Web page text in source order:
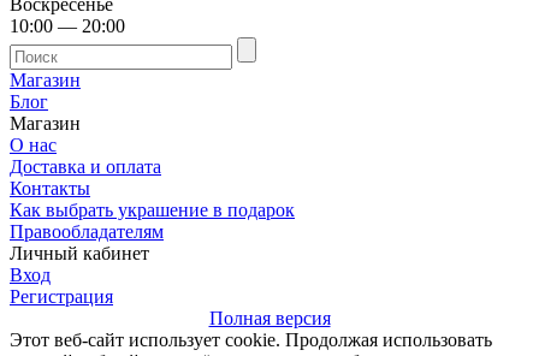
10:00 — 20:00
Магазин
Блог
Магазин
О нас
Доставка и оплата
Контакты
Как выбрать украшение в подарок
Правообладателям
Личный кабинет
Вход
Регистрация
Полная версия
Этот веб-сайт использует cookie. Продолжая использовать